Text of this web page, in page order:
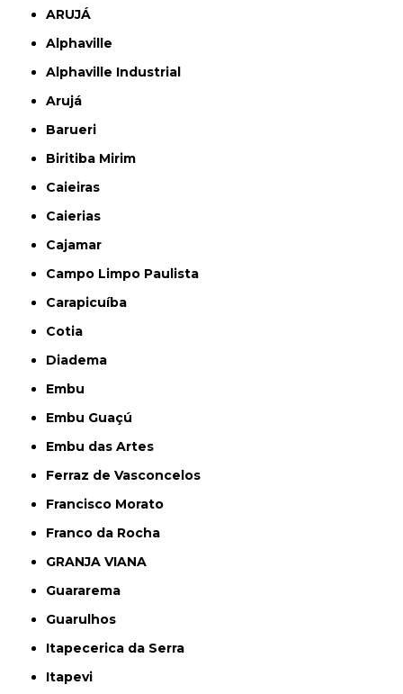
ARUJÁ
Alphaville
Alphaville Industrial
Arujá
Barueri
Biritiba Mirim
Caieiras
Caierias
Cajamar
Campo Limpo Paulista
Carapicuíba
Cotia
Diadema
Embu
Embu Guaçú
Embu das Artes
Ferraz de Vasconcelos
Francisco Morato
Franco da Rocha
GRANJA VIANA
Guararema
Guarulhos
Itapecerica da Serra
Itapevi